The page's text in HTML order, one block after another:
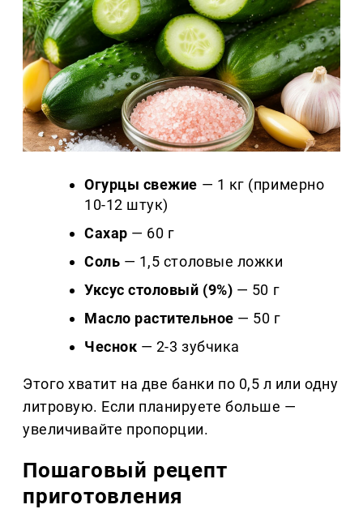
Огурцы свежие — 1 кг (примерно
10-12 штук)
Сахар — 60 г
Соль — 1,5 столовые ложки
Уксус столовый (9%) — 50 г
Масло растительное — 50 г
Чеснок — 2-3 зубчика
Этого хватит на две банки по 0,5 л или одну
литровую. Если планируете больше —
увеличивайте пропорции.
Пошаговый рецепт
приготовления